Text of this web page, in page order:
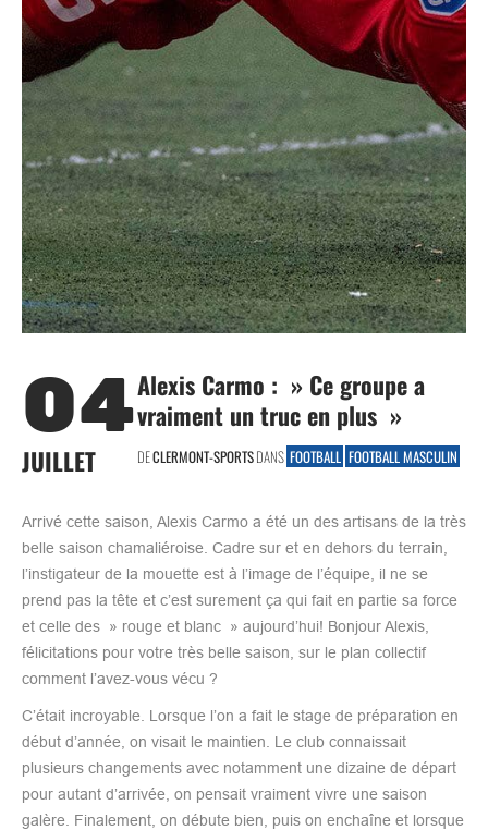
04
JUILLET
Alexis Carmo : » Ce groupe a
vraiment un truc en plus »
DECLERMONT-SPORTSDANS FOOTBALL FOOTBALL MASCULIN
Arrivé cette saison, Alexis Carmo a été un des artisans de la très
belle saison chamaliéroise. Cadre sur et en dehors du terrain,
l’instigateur de la mouette est à l’image de l’équipe, il ne se
prend pas la tête et c’est surement ça qui fait en partie sa force
et celle des » rouge et blanc » aujourd’hui! Bonjour Alexis,
félicitations pour votre très belle saison, sur le plan collectif
comment l’avez-vous vécu ?
C’était incroyable. Lorsque l’on a fait le stage de préparation en
début d’année, on visait le maintien. Le club connaissait
plusieurs changements avec notamment une dizaine de départ
pour autant d’arrivée, on pensait vraiment vivre une saison
galère. Finalement, on débute bien, puis on enchaîne et lorsque